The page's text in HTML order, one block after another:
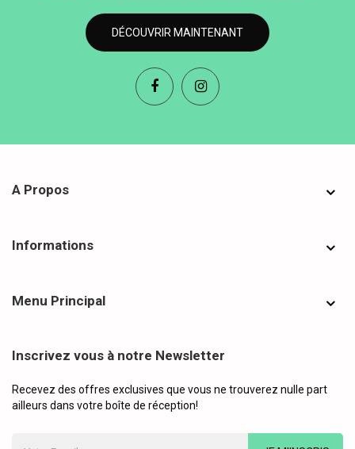
DÉCOUVRIR MAINTENANT
A Propos
Informations
Menu Principal
Inscrivez vous à notre Newsletter
Recevez des offres exclusives que vous ne trouverez nulle part
ailleurs dans votre boîte de réception!